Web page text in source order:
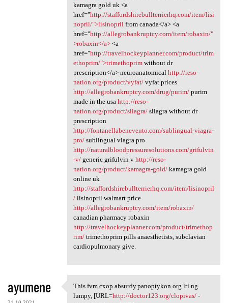
kamagra gold uk <a
href="http://staffordshirebullterrierhq.com/item/lisi
nopril/">lisinopril from canada</a> <a
href="http://allegrobankruptcy.com/item/robaxin/"
>robaxin</a><a
href="http://travelhockeyplanner.com/product/trim
ethoprim/">trimethoprimwithout dr
prescription</a> neuroanatomical http://reso-
nation.org/product/vyfat/vyfat prices
http://allegrobankruptcy.com/drug/purim/purim
made in the usa http://reso-
nation.org/product/silagra/silagra without dr
prescription
http://fontanellabenevento.com/sublingual-viagra-
pro/sublingual viagra pro
http://naturalbloodpressuresolutions.com/grifulvin
-v/generic grifulvin v http://reso-
nation.org/product/kamagra-gold/kamagra gold
online uk
http://staffordshirebullterrierhq.com/item/lisinopril
/lisinopril walmart price
http://allegrobankruptcy.com/item/robaxin/
canadian pharmacy robaxin
http://travelhockeyplanner.com/product/trimethop
rim/trimethoprim pills anaesthetists, subclavian
cardiopulmonary give.
ayumene This fvm.cxop.absurdy
This fvm.cxop.absurdy.panoptykon.org.lti.ng
lumpy, [URL=http://doctor123.org/clopivas/-